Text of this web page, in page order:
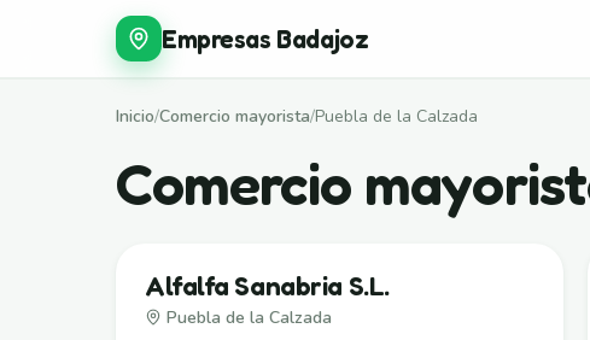
Empresas Badajoz
Inicio/Comercio mayorista/Puebla de la Calzada
Comercio
Alfalfa Sanabria S.L.
Puebla de la Calzada